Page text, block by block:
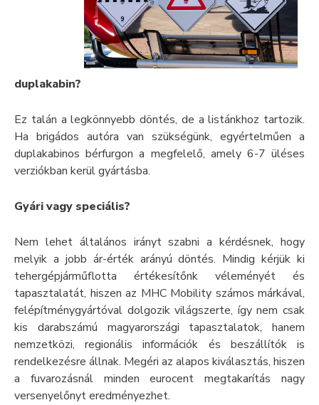
duplakabin?
Ez talán a legkönnyebb döntés, de a listánkhoz tartozik.
Ha brigádos autóra van szükségünk, egyértelműen a
duplakabinos bérfurgon a megfelelő, amely 6-7 üléses
verziókban kerül gyártásba.
Gyári vagy speciális?
Nem lehet általános irányt szabni a kérdésnek, hogy
melyik a jobb ár-érték arányú döntés. Mindig kérjük ki
tehergépjárműflotta értékesítőnk véleményét és
tapasztalatát, hiszen az MHC Mobility számos márkával,
felépítménygyártóval dolgozik világszerte, így nem csak
kis darabszámú magyarországi tapasztalatok, hanem
nemzetközi, regionális információk és beszállítók is
rendelkezésre állnak. Megéri az alapos kiválasztás, hiszen
a fuvarozásnál minden eurocent megtakarítás nagy
versenyelőnyt eredményezhet.